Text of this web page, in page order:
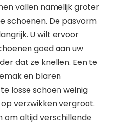
vallen namelijk groter
schoenen. De pasvorm
U wilt ervoor
goed aan uw
dat ze knellen. Een te
en blaren
losse schoen weinig
verzwikken vergroot.
om altijd verschillende